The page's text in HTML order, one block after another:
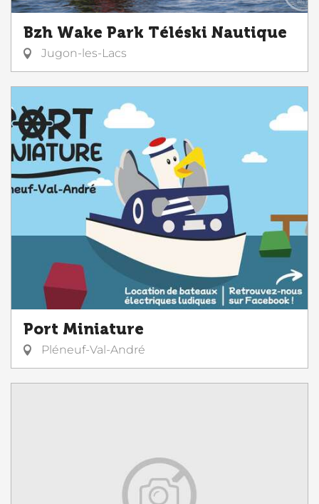
Bzh Wake Park Téléski Nautique
Jugon-les-Lacs
Port Miniature
Pléneuf-Val-André